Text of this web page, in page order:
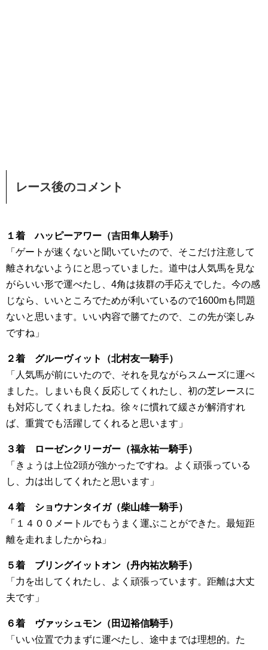
レース後のコメント
１着 ハッピーアワー（吉田隼人騎手）
「ゲートが速くないと聞いていたので、そこだけ注意して
離されないようにと思っていました。道中は人気馬を見な
がらいい形で運べたし、4角は抜群の手応えでした。今の感
じなら、いいところでためが利いているので1600mも問題
ないと思います。いい内容で勝てたので、この先が楽しみ
ですね」
２着 グルーヴィット（北村友一騎手）
「人気馬が前にいたので、それを見ながらスムーズに運べ
ました。しまいも良く反応してくれたし、初の芝レースに
も対応してくれましたね。徐々に慣れて緩さが解消すれ
ば、重賞でも活躍してくれると思います」
３着 ローゼンクリーガー（福永祐一騎手）
「きょうは上位2頭が強かったですね。よく頑張っている
し、力は出してくれたと思います」
４着 ショウナンタイガ（柴山雄一騎手）
「１４００メートルでもうまく運ぶことができた。最短距
離を走れましたからね」
５着 ブリングイットオン（丹内祐次騎手）
「力を出してくれたし、よく頑張っています。距離は大丈
夫です」
６着 ヴァッシュモン（田辺裕信騎手）
「いい位置で力まずに運べたし、途中までは理想的。た